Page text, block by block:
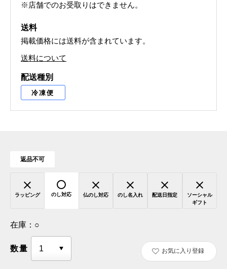
※店舗でのお受取りはできません。
送料
掲載価格には送料が含まれています。
送料について
配送種別
冷凍便
返品不可
ラッピング のし対応 仏のし対応 のし名入れ 配送日指定
ソーシャル
ギフト
在庫： ○
数量 お気に入り登録